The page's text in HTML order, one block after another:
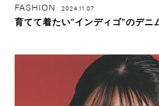
FASHION 2024.11.07
育てて着たい”インディゴ”のデニ